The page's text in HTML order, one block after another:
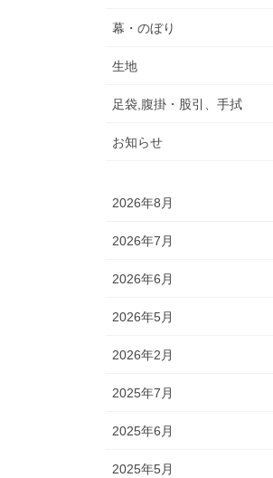
幕・のぼり
生地
足袋,腹掛・股引、手拭
お知らせ
2026年8月
2026年7月
2026年6月
2026年5月
2026年2月
2025年7月
2025年6月
2025年5月